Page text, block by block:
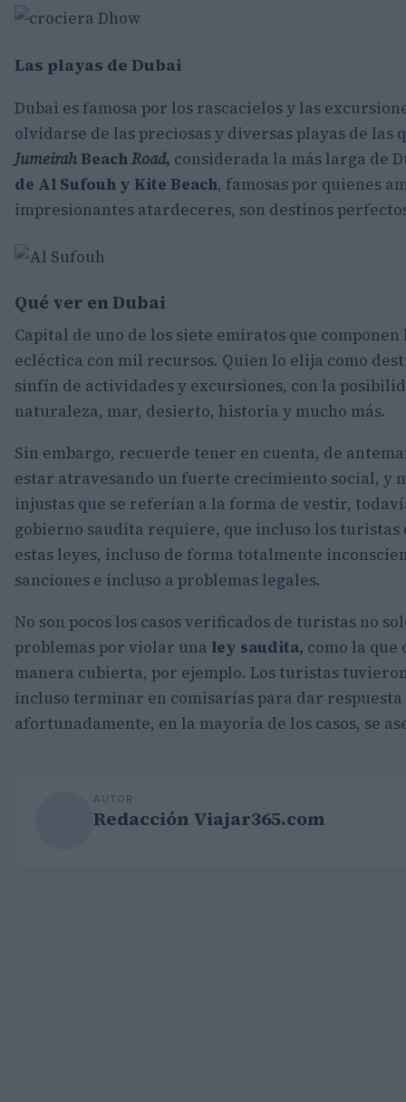
Las playas de Dubai
Dubai es famosa por los rascacielos y las
olvidarse de las preciosas y diversas playas de las
Jumeirah BeachRoad, considerada la más larga de
de Al Sufouh y Kite Beach, famosas por quienes
impresionantes atardeceres, son destinos
Qué ver en Dubai
Capital de uno de los siete emiratos que componen
ecléctica con mil recursos. Quien lo elija como
sinfín de actividades y excursiones, con la
naturaleza, mar, desierto, historia y mucho más.
Sin embargo, recuerde tener en cuenta, de
estar atravesando un fuerte crecimiento social, y
injustas que se referían a la forma de vestir,
gobierno saudita requiere, que incluso los turistas
estas leyes, incluso de forma totalmente
sanciones e incluso a problemas legales.
No son pocos los casos verificados de turistas no
problemas por violar una ley saudita, como la que
manera cubierta, por ejemplo. Los turistas
incluso terminar en comisarías para dar
afortunadamente, en la mayoría de los casos, se
AUTOR
Redacción Viajar365.com